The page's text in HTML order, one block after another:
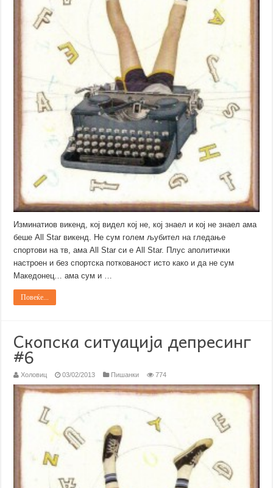
Изминатиов викенд, кој видел кој не, кој знаел и кој не знаел ама
беше All Star викенд. Не сум голем љубител на гледање
спортови на тв, ама All Star си е All Star. Плус аполитички
настроен и без спортска поткованост исто како и да не сум
Македонец… ама сум и …
Повеќе...
Скопска ситуација депресинг
#6
Холовиц 03/02/2013 Пишанки 774